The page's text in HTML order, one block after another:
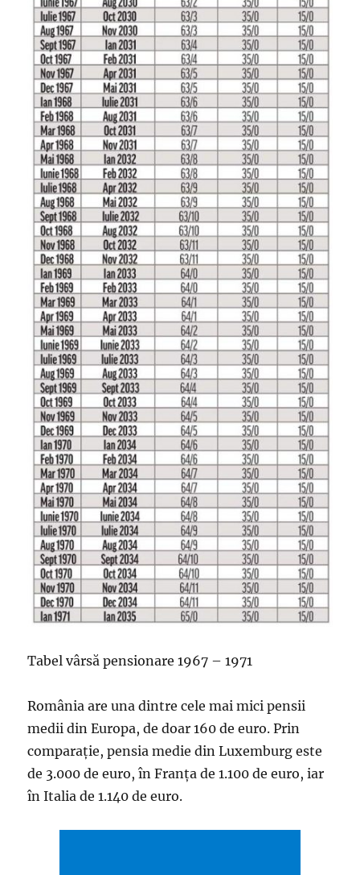
Tabel vârsă pensionare 1967 – 1971
România are una dintre cele mai mici pensii
medii din Europa, de doar 160 de euro. Prin
comparație, pensia medie din Luxemburg este
de 3.000 de euro, în Franța de 1.100 de euro, iar
în Italia de 1.140 de euro.